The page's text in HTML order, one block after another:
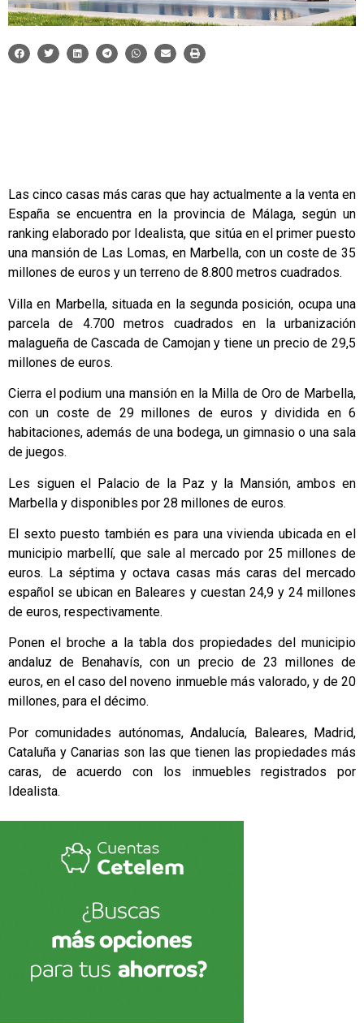
Las cinco casas más caras que hay actualmente a la venta en
España se encuentra en la provincia de Málaga, según un
ranking elaborado por Idealista, que sitúa en el primer puesto
una mansión de Las Lomas, en Marbella, con un coste de 35
millones de euros y un terreno de 8.800 metros cuadrados.
Villa en Marbella, situada en la segunda posición, ocupa una
parcela de 4.700 metros cuadrados en la urbanización
malagueña de Cascada de Camojan y tiene un precio de 29,5
millones de euros.
Cierra el podium una mansión en la Milla de Oro de Marbella,
con un coste de 29 millones de euros y dividida en 6
habitaciones, además de una bodega, un gimnasio o una sala
de juegos.
Les siguen el Palacio de la Paz y la Mansión, ambos en
Marbella y disponibles por 28 millones de euros.
El sexto puesto también es para una vivienda ubicada en el
municipio marbellí, que sale al mercado por 25 millones de
euros. La séptima y octava casas más caras del mercado
español se ubican en Baleares y cuestan 24,9 y 24 millones
de euros, respectivamente.
Ponen el broche a la tabla dos propiedades del municipio
andaluz de Benahavís, con un precio de 23 millones de
euros, en el caso del noveno inmueble más valorado, y de 20
millones, para el décimo.
Por comunidades autónomas, Andalucía, Baleares, Madrid,
Cataluña y Canarias son las que tienen las propiedades más
caras, de acuerdo con los inmuebles registrados por
Idealista.